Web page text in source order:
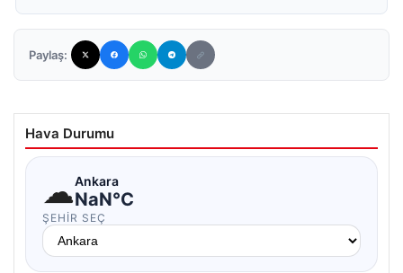
Paylaş:
Hava Durumu
☁Ankara
NaN°C
ŞEHIR SEÇ